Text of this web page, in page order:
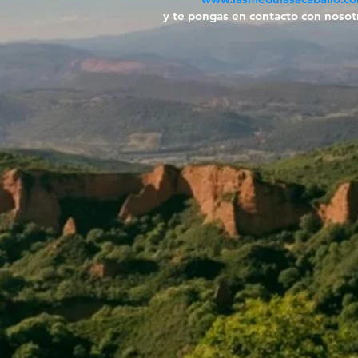
y te pongas en contacto con